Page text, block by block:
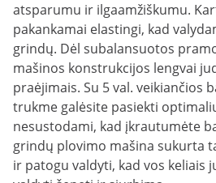
atsparumu ir ilgaamžiškumu.
pakankamai elastingi, kad
grindų. Dėl subalansuotos
mašinos konstrukcijos lengvai
praėjimais. Su 5 val. veikiančios
trukme galėsite pasiekti
nesustodami, kad įkrautumėte
grindų plovimo mašina sukurta
ir patogu valdyti, kad vos keliais